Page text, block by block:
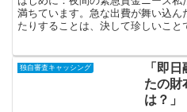
満ちています。急な出費が舞い込
たりすることは、決して珍しいこ
な状況に直面すると、「どうしよう
独自審査キャッシング
「即
たの財
は？」